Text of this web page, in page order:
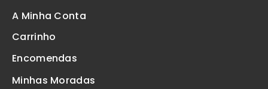
A Minha Conta
Carrinho
Encomendas
Minhas Moradas